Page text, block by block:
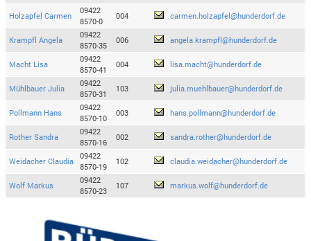
Holzapfel Carmen
09422
8570-0
004 carmen.holzapfel@hunderdorf.de
Krampfl Angela
09422
8570-35
006 angela.krampfl@hunderdorf.de
Macht Lisa
09422
8570-41
004 lisa.macht@hunderdorf.de
Mühlbauer Julia
09422
8570-31
103 julia.muehlbauer@hunderdorf.de
Pollmann Hans
09422
8570-10
003 hans.pollmann@hunderdorf.de
Rother Sandra
09422
8570-16
002 sandra.rother@hunderdorf.de
Weidacher Claudia
09422
8570-19
102 claudia.weidacher@hunderdorf.de
Wolf Markus
09422
8570-23
107 markus.wolf@hunderdorf.de